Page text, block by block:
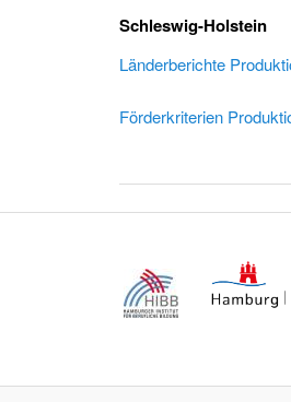
Schleswig-Holstein
Länderberichte
Förderkriterien